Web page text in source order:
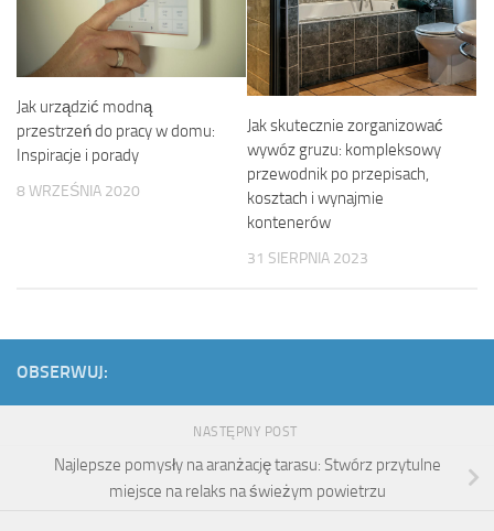
Jak urządzić modną
przestrzeń do pracy w domu:
Inspiracje i porady
8 WRZEŚNIA 2020
Jak skutecznie zorganizować
wywóz gruzu: kompleksowy
przewodnik po przepisach,
kosztach i wynajmie
kontenerów
31 SIERPNIA 2023
OBSERWUJ:
NASTĘPNY POST
Najlepsze pomysły na aranżację tarasu: Stwórz przytulne
miejsce na relaks na świeżym powietrzu